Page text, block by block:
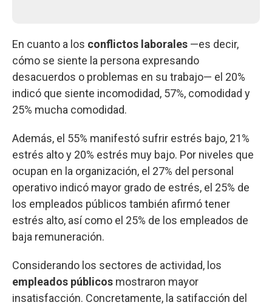
En cuanto a los conflictos laborales —es decir,
cómo se siente la persona expresando
desacuerdos o problemas en su trabajo— el 20%
indicó que siente incomodidad, 57%, comodidad y
25% mucha comodidad.
Además, el 55% manifestó sufrir estrés bajo, 21%
estrés alto y 20% estrés muy bajo. Por niveles que
ocupan en la organización, el 27% del personal
operativo indicó mayor grado de estrés, el 25% de
los empleados públicos también afirmó tener
estrés alto, así como el 25% de los empleados de
baja remuneración.
Considerando los sectores de actividad, los
empleados públicos mostraron mayor
insatisfacción. Concretamente, la satifacción del